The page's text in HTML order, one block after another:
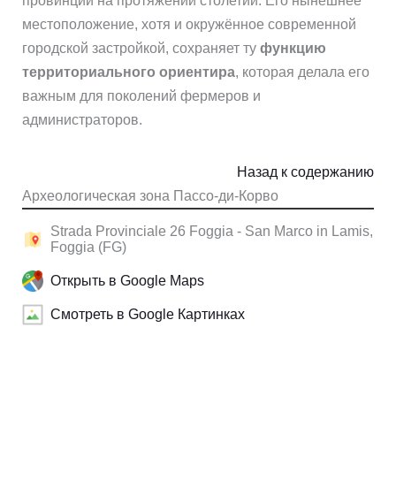
местоположение, хотя и окружённое современной
городской застройкой, сохраняет ту функцию
территориального ориентира, которая делала его
важным для поколений фермеров и
администраторов.
Археологическая зона Пассо-ди-Корво
Назад к содержанию
Strada Provinciale 26 Foggia - San Marco in Lamis,
Foggia (FG)
Открыть в Google Maps
Смотреть в Google Картинках